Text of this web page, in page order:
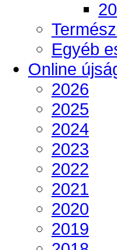
Egyéb
Online
2026
2025
2024
2023
2022
2021
2020
2019